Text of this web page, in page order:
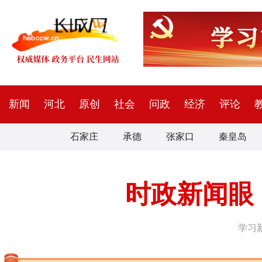
新闻 河北 原创 社会 问政 经济 评论
石家庄 承德 张家口 秦皇岛
时政新闻
学习